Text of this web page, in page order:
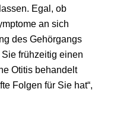
Egal, ob
an sich
des Gehörgangs
frühzeitig einen
Otitis behandelt
Folgen für Sie hat“,